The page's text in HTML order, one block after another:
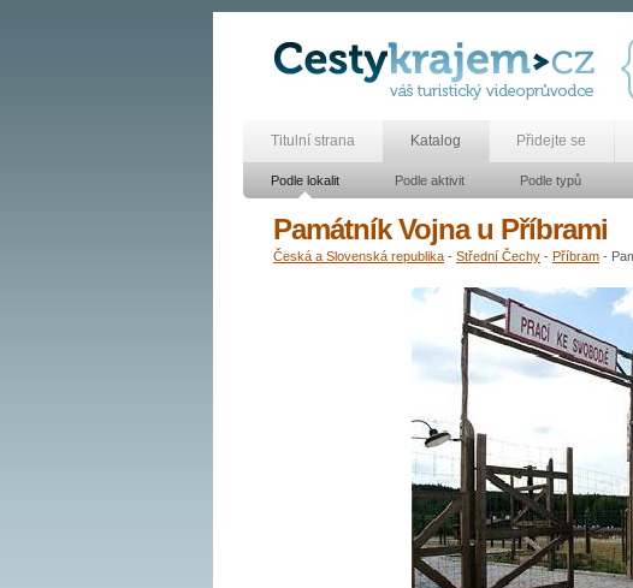
Titulní strana Katalog Přidejte se
Podle lokalit Podle aktivit Podle typů
Památník Vojna u Příbrami
Česká a Slovenská republika - Střední Čechy - Příbram -